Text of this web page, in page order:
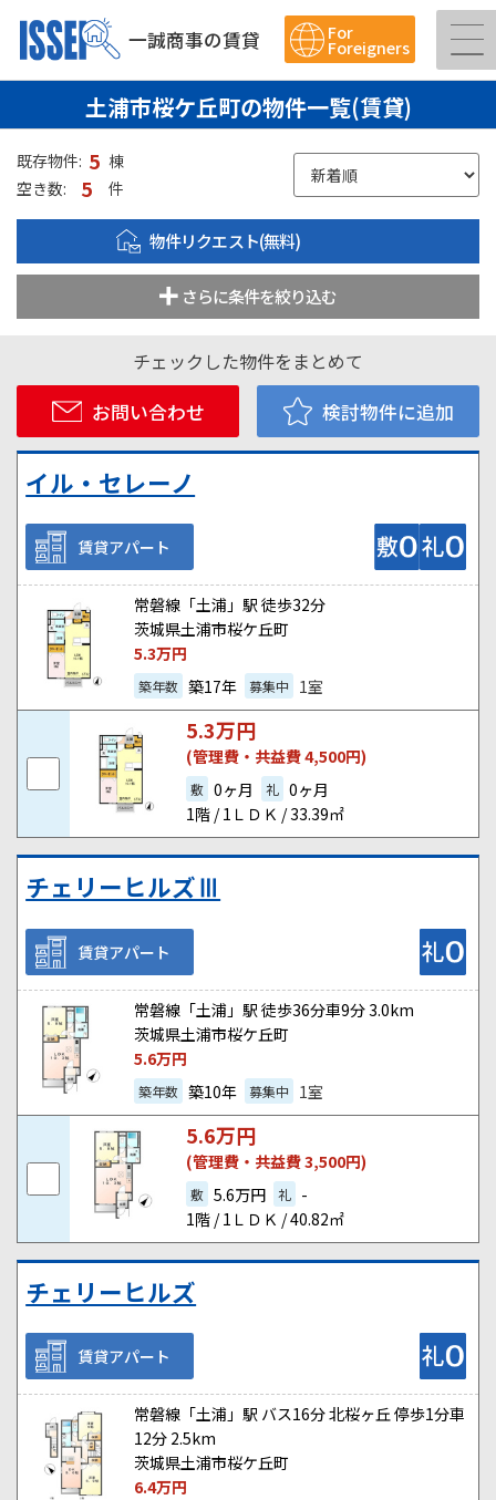
一誠商事の賃貸 For
Foreigners
土浦市桜ケ丘町の物件一覧(賃貸)
既存物件: 5 棟
空き数:
5 件
物件リクエスト(無料)
さらに条件を絞り込む
チェックした物件をまとめて
お問い合わせ
検討物件に追加
イル・セレーノ
賃貸アパート
常磐線「土浦」駅 徒歩32分
茨城県土浦市桜ケ丘町
5.3万円
築年数 築17年 募集中 1室
5.3万円
(管理費・共益費 4,500円)
敷 0ヶ月 礼 0ヶ月
1階 / 1ＬＤＫ / 33.39㎡
チェリーヒルズⅢ
賃貸アパート
常磐線「土浦」駅 徒歩36分車9分 3.0km
茨城県土浦市桜ケ丘町
5.6万円
築年数 築10年 募集中 1室
5.6万円
(管理費・共益費 3,500円)
敷 5.6万円 礼 -
1階 / 1ＬＤＫ / 40.82㎡
チェリーヒルズ
賃貸アパート
常磐線「土浦」駅 バス16分 北桜ヶ丘 停歩1分車
12分 2.5km
茨城県土浦市桜ケ丘町
6.4万円